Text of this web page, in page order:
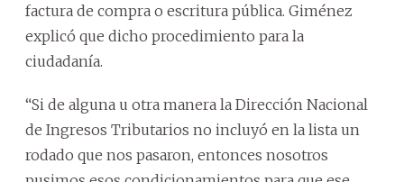
factura de compra o escritura pública. Giménez
explicó que dicho procedimiento para la
ciudadanía.
“Si de alguna u otra manera la Dirección Nacional
de Ingresos Tributarios no incluyó en la lista un
rodado que nos pasaron, entonces nosotros